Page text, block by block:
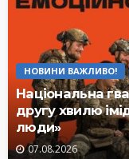
НОВИНИ ВАЖЛИВО!
Національна
другу хвилю
люди»
07.08.2026